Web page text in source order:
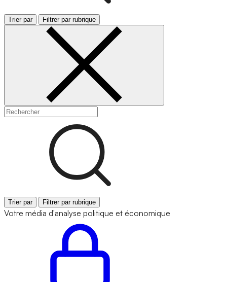
Trier par Filtrer par rubrique
Trier par Filtrer par rubrique
Votre média d'analyse politique et économique